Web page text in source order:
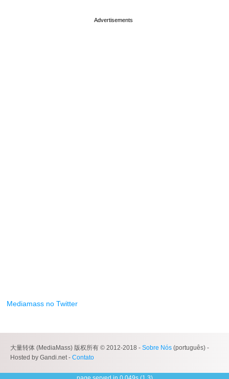
Mediamass no Twitter
大量转体 (MediaMass) 版权所有 © 2012-2018 - Sobre Nós (português) -
Hosted by Gandi.net - Contato